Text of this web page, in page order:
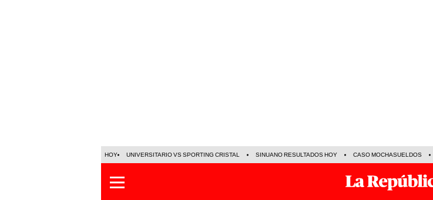
HOY UNIVERSITARIO VS SPORTING CRISTAL SINUANO RESULTADOS HOY CASO MOCHASUELDOS